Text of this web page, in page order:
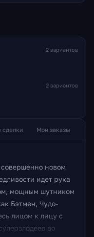
2 вариантов
2 вариантов
сделки Мои заказы
совершенно новом
идет рука
мощным шутником
Бэтмен, Чудо-
лицом к лицу с
во